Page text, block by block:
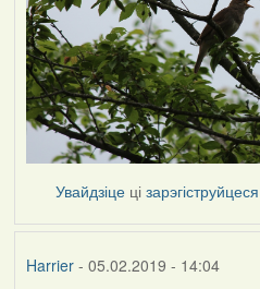
Увайдзіце цізарэгіструйцеся
Harrier- 05.02.2019 - 14:04